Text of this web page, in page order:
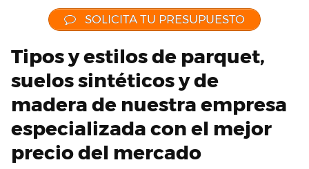
SOLICITA TU PRESUPUESTO
Tipos y estilos de parquet,
suelos sintéticos y de
madera de nuestra empresa
especializada con el mejor
precio del mercado